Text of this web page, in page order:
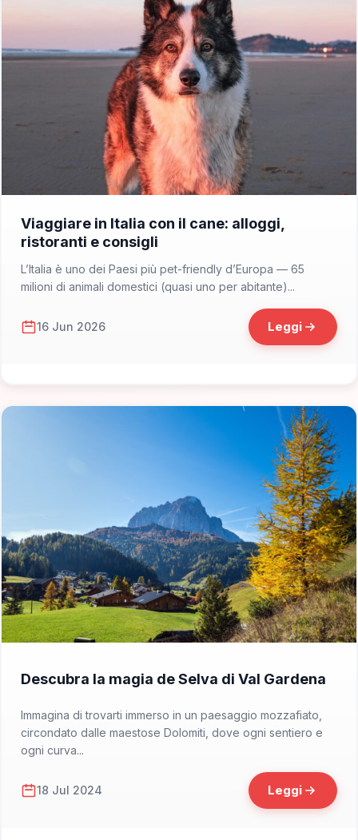
Viaggiare in Italia con il cane: alloggi,
ristoranti e consigli
L’Italia è uno dei Paesi più pet-friendly d’Europa — 65
milioni di animali domestici (quasi uno per abitante)...
16 Jun 2026 Leggi
Descubra la magia de Selva di Val Gardena
Immagina di trovarti immerso in un paesaggio mozzafiato,
circondato dalle maestose Dolomiti, dove ogni sentiero e
ogni curva...
18 Jul 2024 Leggi